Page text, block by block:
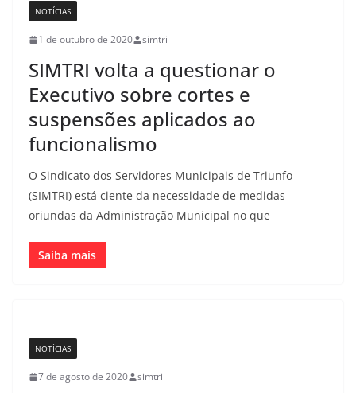
NOTÍCIAS
1 de outubro de 2020 simtri
SIMTRI volta a questionar o
Executivo sobre cortes e
suspensões aplicados ao
funcionalismo
O Sindicato dos Servidores Municipais de Triunfo
(SIMTRI) está ciente da necessidade de medidas
oriundas da Administração Municipal no que
Saiba mais
NOTÍCIAS
7 de agosto de 2020 simtri